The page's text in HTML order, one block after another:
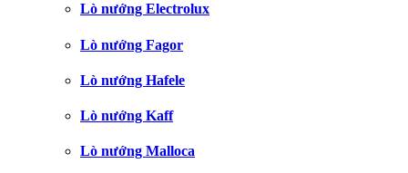
Lò nướng Electrolux
Lò nướng Fagor
Lò nướng Hafele
Lò nướng Kaff
Lò nướng Malloca